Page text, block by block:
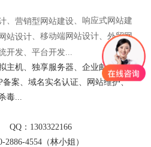
、 营销型网站建设、响应式网站建
站设计、移动端网站设计、外贸网
开发、平台开发...
主机、独享服务器、企业邮箱、金
案、域名实名认证、网站维护、
毒...
QQ：1303322166
4554（林小姐）